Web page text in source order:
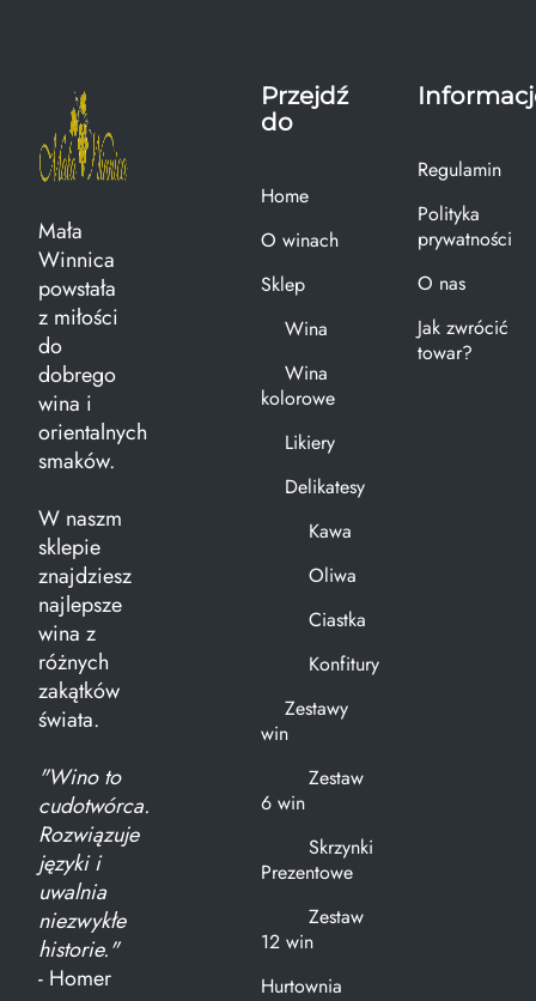
Mała
Winnica
powstała
z miłości
do
dobrego
wina i
orientalnych
smaków.
W naszm
sklepie
znajdziesz
najlepsze
wina z
różnych
zakątków
świata.
"Wino to
cudotwórca.
Rozwiązuje
języki i
uwalnia
niezwykłe
historie."
- Homer
Przejdź
do
Home
O winach
Sklep
Wina
Wina
kolorowe
Likiery
Delikatesy
Kawa
Oliwa
Ciastka
Konfitury
Zestawy
win
Zestaw
6 win
Skrzynki
Prezentowe
Zestaw
12 win
Hurtownia
Regulamin
Polityka
prywatności
O nas
Jak zwrócić
towar?